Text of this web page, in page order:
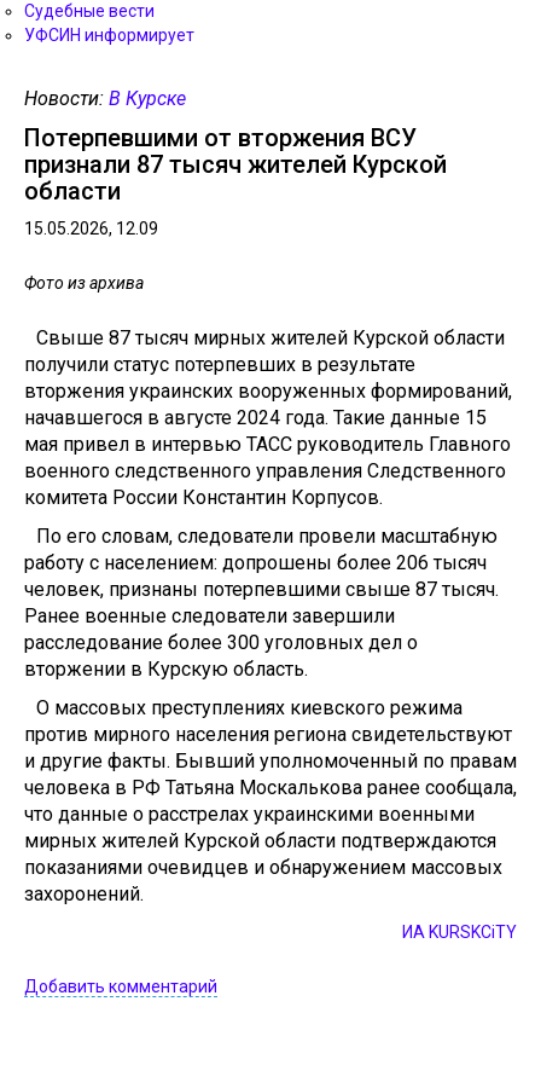
Судебные вести
УФСИН информирует
Новости: В Курске
Потерпевшими от вторжения ВСУ
признали 87 тысяч жителей Курской
области
15.05.2026, 12.09
Фото из архива
Свыше 87 тысяч мирных жителей Курской области
получили статус потерпевших в результате
вторжения украинских вооруженных формирований,
начавшегося в августе 2024 года. Такие данные 15
мая привел в интервью ТАСС руководитель Главного
военного следственного управления Следственного
комитета России Константин Корпусов.
По его словам, следователи провели масштабную
работу с населением: допрошены более 206 тысяч
человек, признаны потерпевшими свыше 87 тысяч.
Ранее военные следователи завершили
расследование более 300 уголовных дел о
вторжении в Курскую область.
О массовых преступлениях киевского режима
против мирного населения региона свидетельствуют
и другие факты. Бывший уполномоченный по правам
человека в РФ Татьяна Москалькова ранее сообщала,
что данные о расстрелах украинскими военными
мирных жителей Курской области подтверждаются
показаниями очевидцев и обнаружением массовых
захоронений.
ИА KURSKCiTY
Добавить комментарий